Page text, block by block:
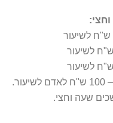
שעה וחצי.